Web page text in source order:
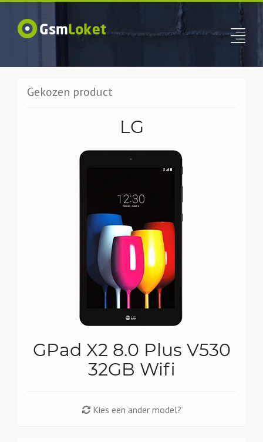
Gekozen product
LG
GPad X2 8.0 Plus V530
32GB Wifi
Kies een ander model?